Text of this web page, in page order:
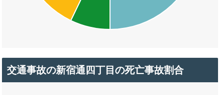
交通事故の新宿通四丁目の死亡事故割合